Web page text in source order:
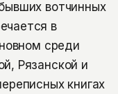
вотчинных
в
среди
Рязанской и
книгах